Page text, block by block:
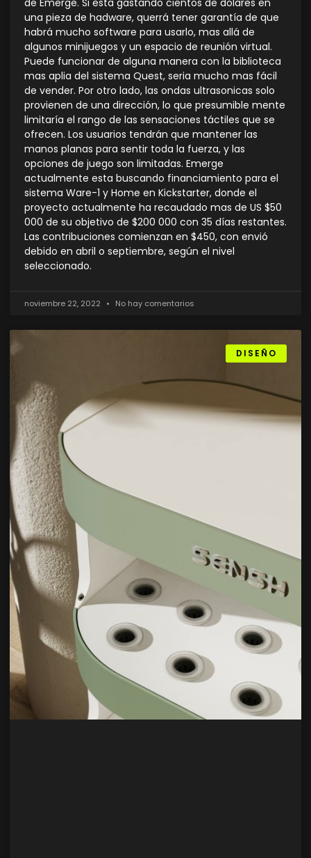
de Emerge. Si esta gastando cientos de dolares en
una pieza de hadware, querrá tener garantía de que
habrá mucho software para usarlo, mas allá de
algunos minijuegos y un espacio de reunión virtual.
Puede funcionar de alguna manera con la biblioteca
mas aplia del sistema Quest, seria mucho mas fácil
de vender. Por otro lado, las ondas ultrasonicas solo
provienen de una dirección, lo que presumible mente
limitaría el rango de las sensaciones táctiles que se
ofrecen. Los usuarios tendrán que mantener las
manos planas para sentir toda la fuerza, y las
opciones de juego son limitadas. Emerge
actualmente esta buscando financiamiento para el
sistema Ware-1 y Home en Kickstarter, donde el
proyecto actualmente ha recaudado mas de US $50
000 de su objetivo de $200 000 con 35 días restantes.
Las contribuciones comienzan en $450, con envió
debido en abril o septiembre, según el nivel
seleccionado.
noviembre 22, 2022 No hay comentarios
DISEÑO